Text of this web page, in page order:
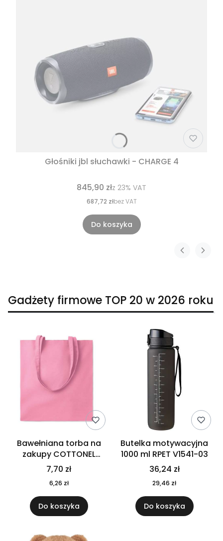
Głośniki jbl słuchawki - CHARGE 4
845,90 złz 23% VAT
687,72 złbez VAT
Do koszyka
Gadżety firmowe TOP 20 w 2026 roku
Bawełniana torba na
zakupy COTTONEL
COLOUR++ MO9846-11
7,70 zł
6,26 zł
Do koszyka
Butelka motywacyjna
1000 ml RPET V1541-03
36,24 zł
29,46 zł
Do koszyka